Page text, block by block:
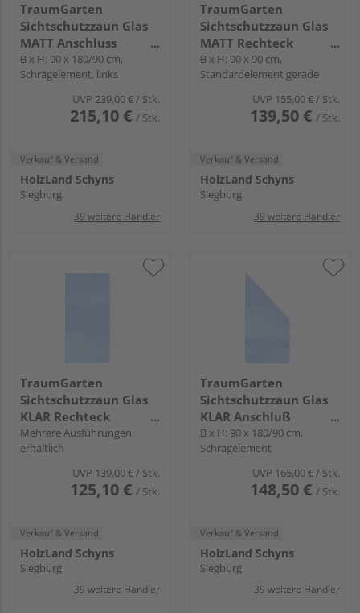
TraumGarten
Sichtschutzzaun Glas
MATT Anschluss
transparent "SYSTEM
GLAS"
B x H: 90 x 180/90 cm,
Schrägelement, links
UVP 239,00 €/ Stk.
215,10 € / Stk.
Verkauf & Versand
HolzLand Schyns
Siegburg
39 weitere Händler
TraumGarten
Sichtschutzzaun Glas
MATT Rechteck
transparent "SYSTEM
GLAS"
B x H: 90 x 90 cm,
Standardelement gerade
UVP 155,00 €/ Stk.
139,50 € / Stk.
Verkauf & Versand
HolzLand Schyns
Siegburg
39 weitere Händler
TraumGarten
Sichtschutzzaun Glas
KLAR Rechteck
"SYSTEM GLAS"
Mehrere Ausführungen
erhältlich
UVP 139,00 € / Stk.
125,10 € / Stk.
Verkauf & Versand
HolzLand Schyns
Siegburg
39 weitere Händler
TraumGarten
Sichtschutzzaun Glas
KLAR Anschluß
"SYSTEM GLAS"
B x H: 90 x 180/90 cm,
Schrägelement
UVP 165,00 € / Stk.
148,50 € / Stk.
Verkauf & Versand
HolzLand Schyns
Siegburg
39 weitere Händler